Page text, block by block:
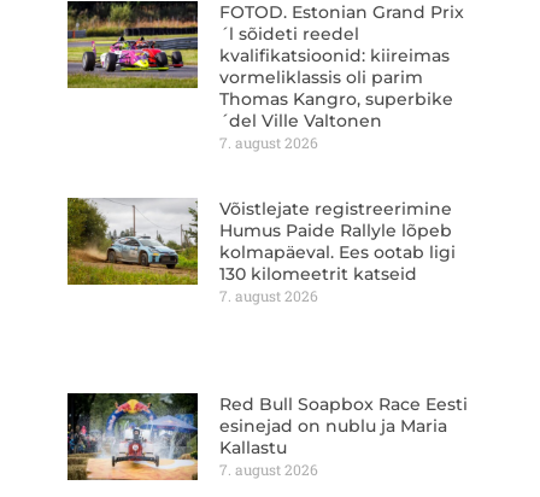
FOTOD. Estonian Grand Prix
´l sõideti reedel
kvalifikatsioonid: kiireimas
vormeliklassis oli parim
Thomas Kangro, superbike
´del Ville Valtonen
7. august 2026
Võistlejate registreerimine
Humus Paide Rallyle lõpeb
kolmapäeval. Ees ootab ligi
130 kilomeetrit katseid
7. august 2026
Red Bull Soapbox Race Eesti
esinejad on nublu ja Maria
Kallastu
7. august 2026